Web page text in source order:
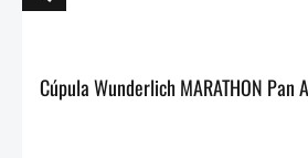
Cúpula Wunderlich MARATHON Pan